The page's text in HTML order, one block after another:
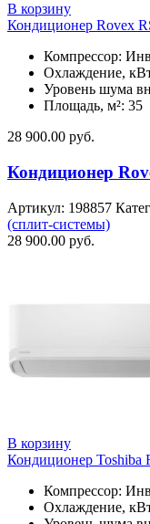
В корзину
Кондиционер Rovex
Компрессор:
Охлаждение,
Уровень шума
Площадь, м²: 35
28 900.00 руб.
Кондиционер
Артикул: 198857
(сплит-системы)
28 900.00 руб.
В корзину
Кондиционер
Компрессор:
Охлаждение,